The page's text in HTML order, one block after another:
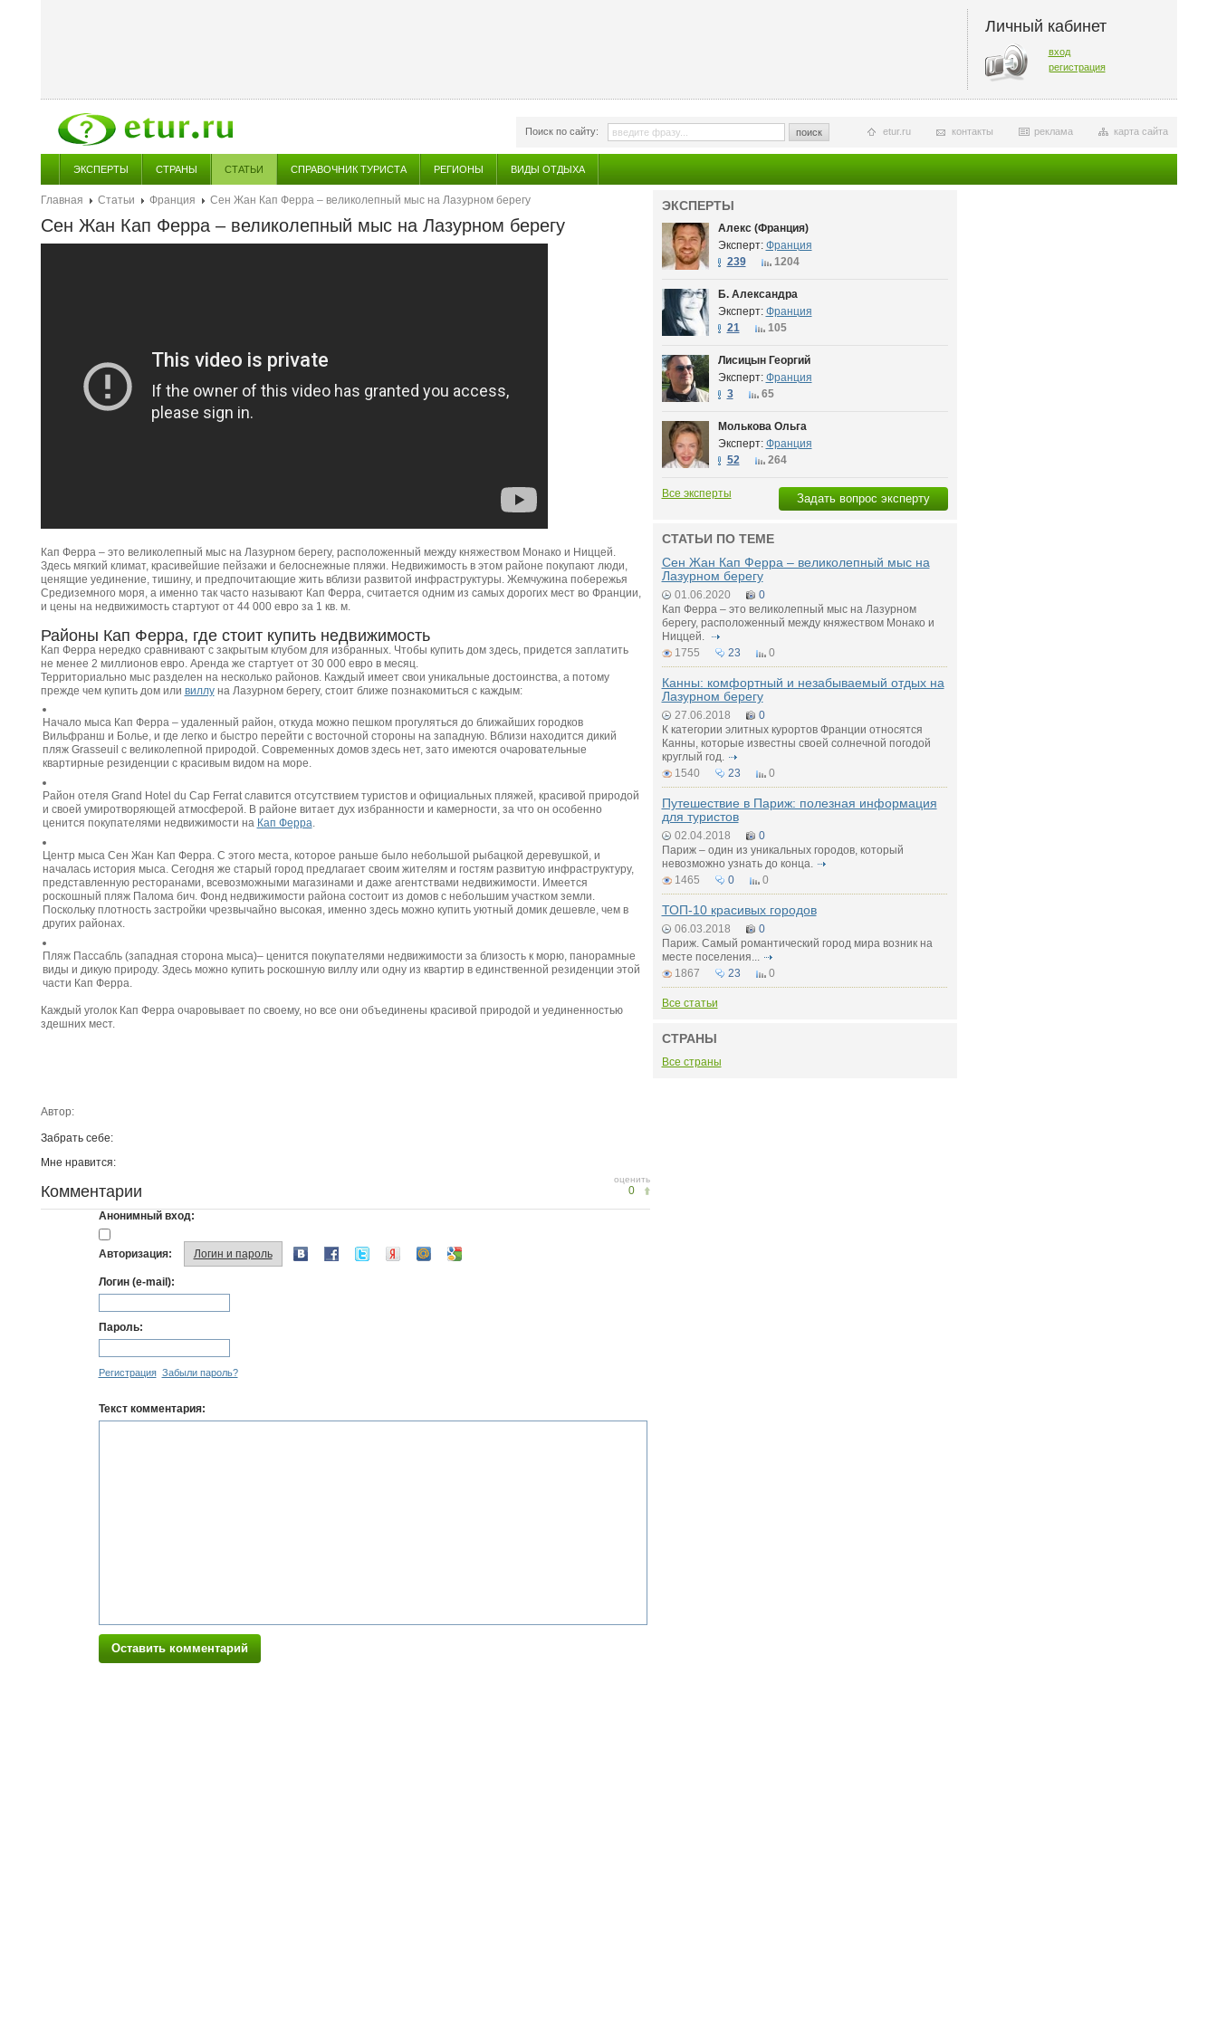
Личный кабинет
вход
регистрация
Поиск по сайту: поиск карта сайта
реклама
контакты
etur.ru
ЭКСПЕРТЫ СТРАНЫ СТАТЬИ СПРАВОЧНИК ТУРИСТА РЕГИОНЫ ВИДЫ ОТДЫХА
Главная Статьи Франция Сен Жан Кап Ферра – великолепный мыс на Лазурном берегу
Сен Жан Кап Ферра – великолепный мыс на Лазурном берегу
Кап Ферра – это великолепный мыс на Лазурном берегу, расположенный между княжеством Монако и Ниццей.
Здесь мягкий климат, красивейшие пейзажи и белоснежные пляжи. Недвижимость в этом районе покупают люди,
ценящие уединение, тишину, и предпочитающие жить вблизи развитой инфраструктуры. Жемчужина побережья
Средиземного моря, а именно так часто называют Кап Ферра, считается одним из самых дорогих мест во Франции,
и цены на недвижимость стартуют от 44 000 евро за 1 кв. м.
Районы Кап Ферра, где стоит купить недвижимость
Кап Ферра нередко сравнивают с закрытым клубом для избранных. Чтобы купить дом здесь, придется заплатить
не менее 2 миллионов евро. Аренда же стартует от 30 000 евро в месяц.
Территориально мыс разделен на несколько районов. Каждый имеет свои уникальные достоинства, а потому
прежде чем купить дом или виллуна Лазурном берегу, стоит ближе познакомиться с каждым:
Начало мыса Кап Ферра – удаленный район, откуда можно пешком прогуляться до ближайших городков
Вильфранш и Болье, и где легко и быстро перейти с восточной стороны на западную. Вблизи находится дикий
пляж Grasseuil с великолепной природой. Современных домов здесь нет, зато имеются очаровательные
квартирные резиденции с красивым видом на море.
Район отеля Grand Hotel du Cap Ferrat славится отсутствием туристов и официальных пляжей, красивой природой
и своей умиротворяющей атмосферой. В районе витает дух избранности и камерности, за что он особенно
ценится покупателями недвижимости на Кап Ферра.
Центр мыса Сен Жан Кап Ферра. С этого места, которое раньше было небольшой рыбацкой деревушкой, и
началась история мыса. Сегодня же старый город предлагает своим жителям и гостям развитую инфраструктуру,
представленную ресторанами, всевозможными магазинами и даже агентствами недвижимости. Имеется
роскошный пляж Палома бич. Фонд недвижимости района состоит из домов с небольшим участком земли.
Поскольку плотность застройки чрезвычайно высокая, именно здесь можно купить уютный домик дешевле, чем в
других районах.
Пляж Пассабль (западная сторона мыса)– ценится покупателями недвижимости за близость к морю, панорамные
виды и дикую природу. Здесь можно купить роскошную виллу или одну из квартир в единственной резиденции этой
части Кап Ферра.
Каждый уголок Кап Ферра очаровывает по своему, но все они объединены красивой природой и уединенностью
здешних мест.
Автор:
Забрать себе:
Мне нравится:
оценить
0
Комментарии
Анонимный вход:
Авторизация: Логин и пароль
Логин (e-mail):
Пароль:
Регистрация Забыли пароль?
Текст комментария:
Оставить комментарий
ЭКСПЕРТЫ
Алекс (Франция)
Эксперт: Франция
239
1204
Б. Александра
Эксперт: Франция
21
105
Лисицын Георгий
Эксперт: Франция
3
65
Молькова Ольга
Эксперт: Франция
52
264
Задать вопрос эксперту
Все эксперты
СТАТЬИ ПО ТЕМЕ
Сен Жан Кап Ферра – великолепный мыс на
Лазурном берегу
01.06.2020
0
Кап Ферра – это великолепный мыс на Лазурном
берегу, расположенный между княжеством Монако и
Ниццей.
1755
23 0
Канны: комфортный и незабываемый отдых на
Лазурном берегу
27.06.2018
0
К категории элитных курортов Франции относятся
Канны, которые известны своей солнечной погодой
круглый год.
1540
23 0
Путешествие в Париж: полезная информация
для туристов
02.04.2018
0
Париж – один из уникальных городов, который
невозможно узнать до конца.
1465
0 0
ТОП-10 красивых городов
06.03.2018
0
Париж. Самый романтический город мира возник на
месте поселения...
1867
23 0
Все статьи
СТРАНЫ
Все страны